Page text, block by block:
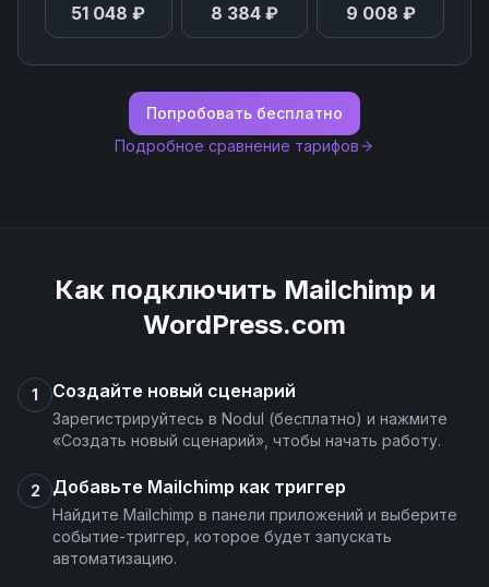
Get Campaign Report
Get List Activities
Get List Member Activities
Remove Member from Segment(Remove Subscriber
Search Lists-Audiences
Search Members
Search or Create Campaign
Send Campaign
51 048 ₽ 8 384 ₽ 9 008 ₽
Попробовать бесплатно
Подробное сравнение тарифов
Как подключить Mailchimp и
WordPress.com
1 Создайте новый сценарий
Зарегистрируйтесь в Nodul (бесплатно) и нажмите
«Создать новый сценарий», чтобы начать работу.
2 Добавьте Mailchimp как триггер
Найдите Mailchimp в панели приложений и выберите
событие-триггер, которое будет запускать
автоматизацию.